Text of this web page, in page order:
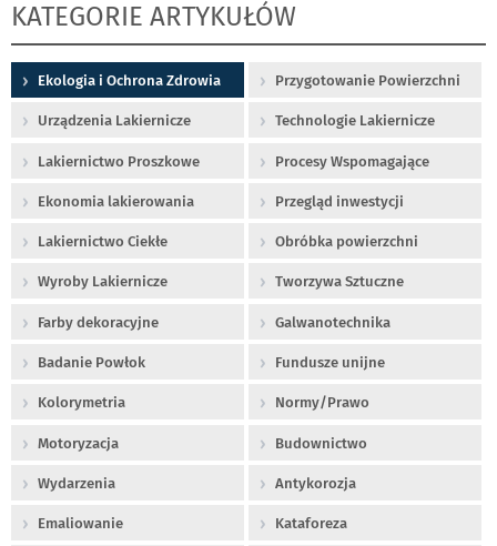
KATEGORIE ARTYKUŁÓW
Ekologia i Ochrona Zdrowia Przygotowanie Powierzchni
Urządzenia Lakiernicze Technologie Lakiernicze
Lakiernictwo Proszkowe Procesy Wspomagające
Ekonomia lakierowania Przegląd inwestycji
Lakiernictwo Ciekłe Obróbka powierzchni
Wyroby Lakiernicze Tworzywa Sztuczne
Farby dekoracyjne Galwanotechnika
Badanie Powłok Fundusze unijne
Kolorymetria Normy/Prawo
Motoryzacja Budownictwo
Wydarzenia Antykorozja
Emaliowanie Kataforeza